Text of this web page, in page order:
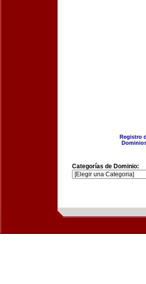
Registro
Categorías de Dominio: